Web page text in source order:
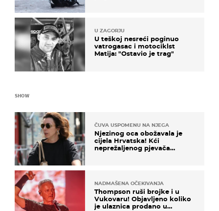
U ZAGORJU
U teškoj nesreći poginuo
vatrogasac i motociklst
Matija: "Ostavio je trag"
SHOW
ČUVA USPOMENU NA NJEGA
Njezinog oca obožavala je
cijela Hrvatska! Kći
neprežaljenog pjevača
NADMAŠENA OČEKIVANJA
Thompson ruši brojke i u
Vukovaru! Objavljeno koliko
je ulaznica prodano u